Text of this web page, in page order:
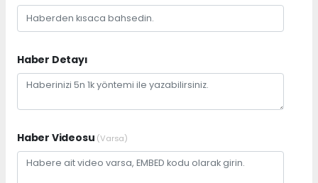
Haber Detayı
Haber Videosu (Varsa)